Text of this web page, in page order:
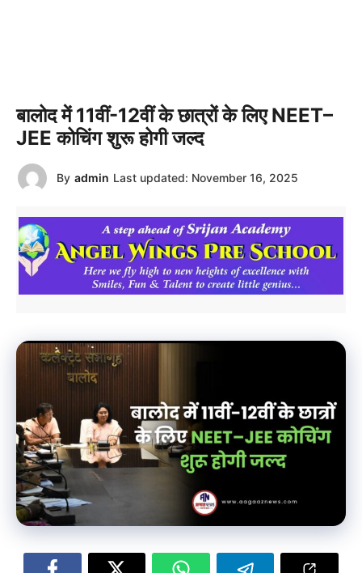
बालोद में 11वीं-12वीं के छात्रों के लिए NEET–
JEE कोचिंग शुरू होगी जल्द
By admin Last updated: November 16, 2025